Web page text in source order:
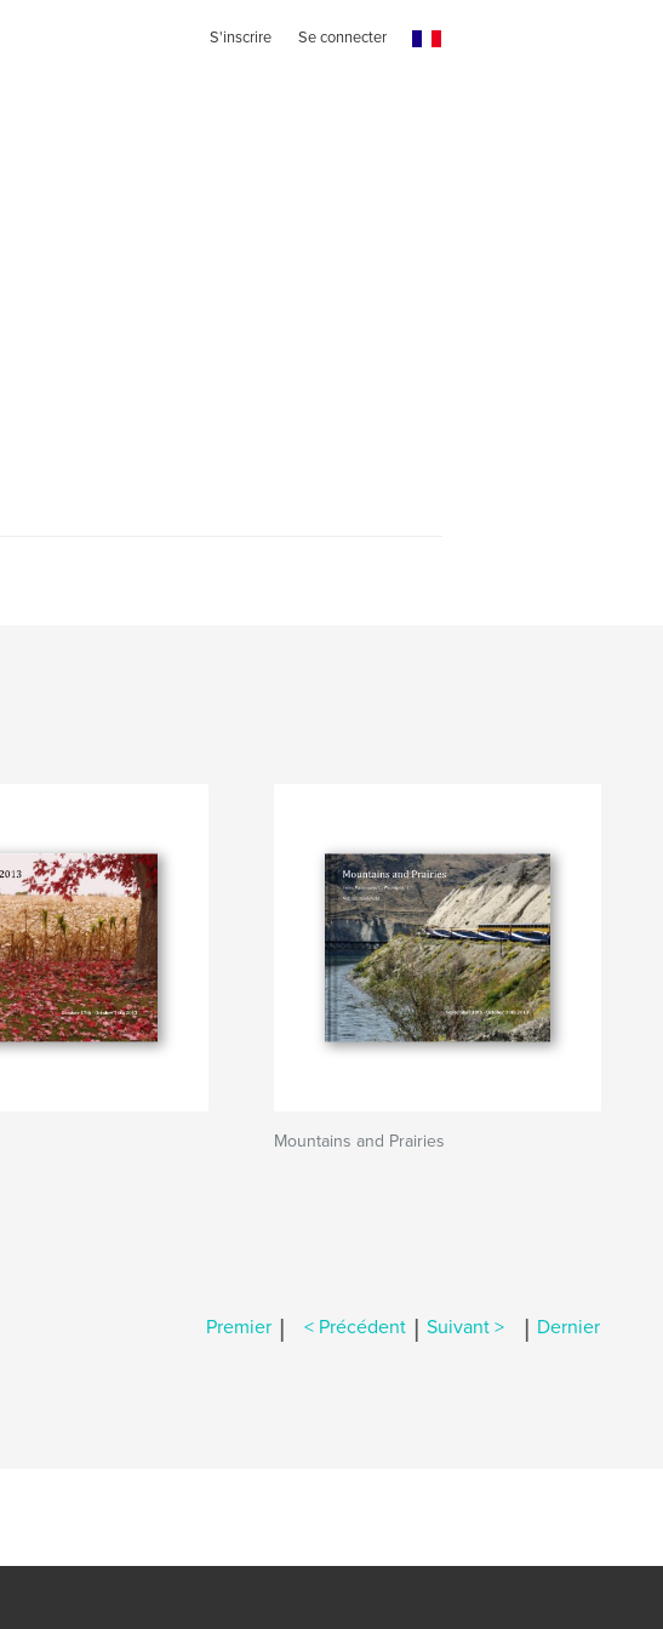
S'inscrire Se connecter
Mountains and Prairies
Premier | < Précédent | Suivant > | Dernier